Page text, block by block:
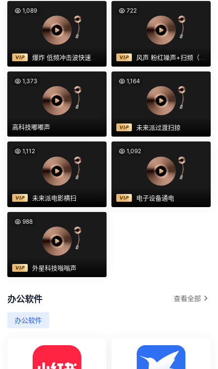
1,089
爆炸 低频冲击波快速衰减
722
风声 粉红噪声+扫频（适合自然环境）
1,373
高科技嘟嘟声
1,164
未来派过渡扫掠
1,112
未来派电影横扫
1,092
电子设备通电
988
外星科技嗡嗡声
办公软件 查看全部
办公软件